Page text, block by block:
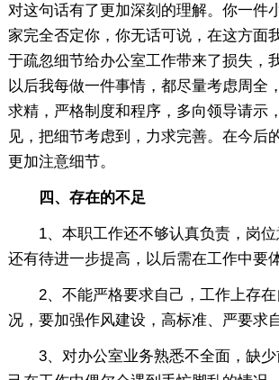
对这句话有了更加深刻的理解。你一件
家完全否定你，你无话可说，在这方面
于疏忽细节给办公室工作带来了损失，
以后我每做一件事情，都尽量考虑周全
求精，严格制度和程序，多向领导请示
见，把细节考虑到，力求完善。在今后
更加注意细节。
四、存在的不足
1、本职工作还不够认真负责，岗位
还有待进一步提高，以后需在工作中要体
2、不能严格要求自己，工作上存在
况，要加强作风建设，高标准、严要求
3、对办公室业务熟悉不全面，缺少